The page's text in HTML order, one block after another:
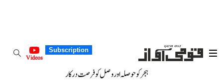
Subscription
Videos
ہجر کو حوصلہ اور وصل کو فرصت درکار